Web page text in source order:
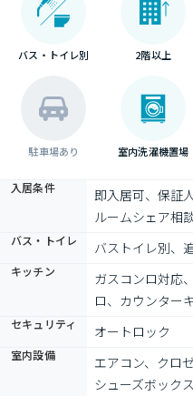
バス・トイレ別 2階以上
駐車場あり 室内洗濯機置場
入居条件
即入居可、保証
ルームシェア相
バス・トイレ バストイレ別、
キッチン
ガスコンロ対応
ロ、カウンター
セキュリティ オートロック
室内設備
エアコン、クロ
シューズボック